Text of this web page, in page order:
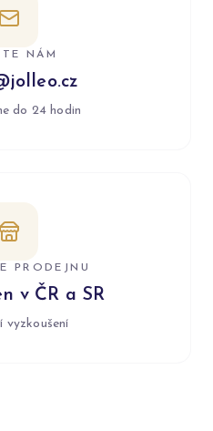
NÁM
do 24 hodin
PRODEJNU
v ČR a SR
vyzkoušení